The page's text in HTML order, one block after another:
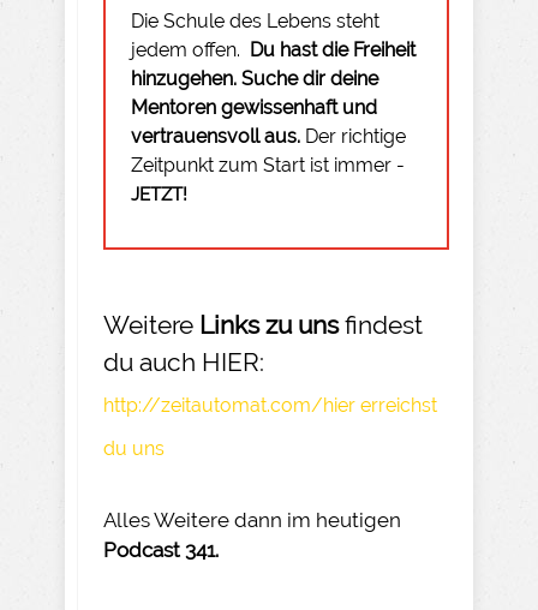
Die Schule des Lebens steht
jedem offen. Du hast die Freiheit
hinzugehen. Suche dir deine
Mentoren gewissenhaft und
vertrauensvoll aus. Der richtige
Zeitpunkt zum Start ist immer -
JETZT!
Weitere Links zu unsfindest
du auch HIER:
http://zeitautomat.com/hier erreichst
du uns
Alles Weitere dann im heutigen
Podcast 341.